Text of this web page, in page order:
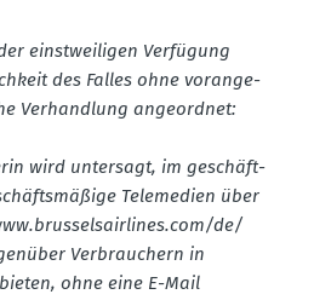
einst­wei­ligen Verfügung
des Falles ohne voran­ge­
Verhandlung angeordnet:
wird untersagt, im geschäft­
Telemedien über
​de/​
Verbrau­chern in
ohne eine E-Mail